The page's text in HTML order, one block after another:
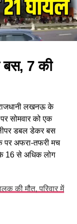
कोई भी डेडलाइन
इंतजार न करें और समय
बस, 7 की
लखनऊ के
सोमवार को एक
डबल डेकर बस
पर अफरा-तफरी मच
16 से अधिक लोग
की मौत, परिवार में